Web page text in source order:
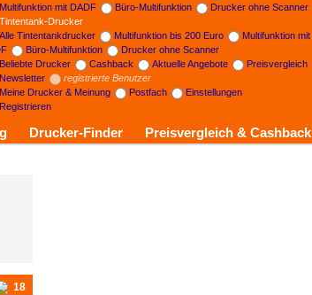
Multifunktion mit DADF
Büro-Multifunktion
Drucker ohne Scanner
Tintentank-Drucker
Alle Tintentankdrucker
Multifunktion bis 200 Euro
Multifunktion mit
Büro-Multifunktion
Drucker ohne Scanner
Beliebte Drucker
Cashback Aktuelle Angebote
Preisvergleich
Newsletter
registrierte Benutzer
Meine Drucker & Meinung
Postfach
Einstellungen
Registrieren
Drucker-Finder Preisvergleich & Cashback
18